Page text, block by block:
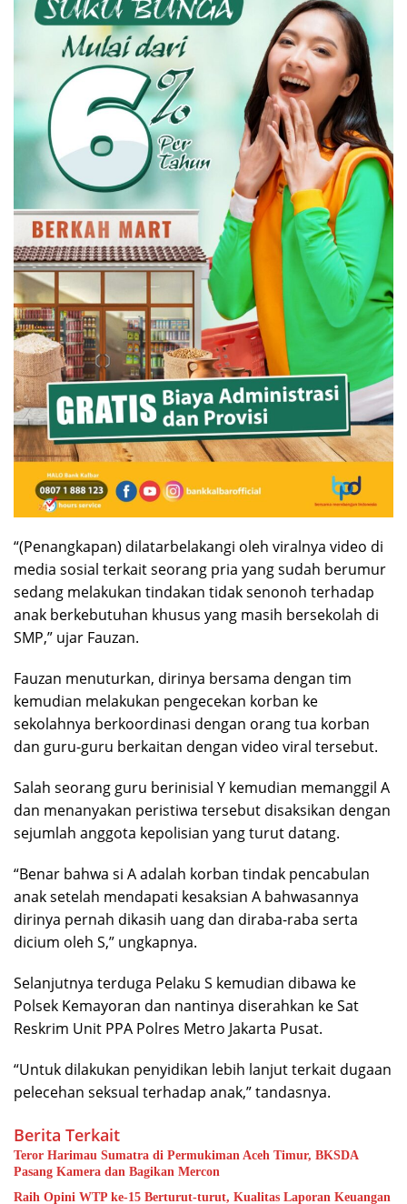
“(Penangkapan) dilatarbelakangi oleh viralnya video di
media sosial terkait seorang pria yang sudah berumur
sedang melakukan tindakan tidak senonoh terhadap
anak berkebutuhan khusus yang masih bersekolah di
SMP,” ujar Fauzan.
Fauzan menuturkan, dirinya bersama dengan tim
kemudian melakukan pengecekan korban ke
sekolahnya berkoordinasi dengan orang tua korban
dan guru-guru berkaitan dengan video viral tersebut.
Salah seorang guru berinisial Y kemudian memanggil A
dan menanyakan peristiwa tersebut disaksikan dengan
sejumlah anggota kepolisian yang turut datang.
“Benar bahwa si A adalah korban tindak pencabulan
anak setelah mendapati kesaksian A bahwasannya
dirinya pernah dikasih uang dan diraba-raba serta
dicium oleh S,” ungkapnya.
Selanjutnya terduga Pelaku S kemudian dibawa ke
Polsek Kemayoran dan nantinya diserahkan ke Sat
Reskrim Unit PPA Polres Metro Jakarta Pusat.
“Untuk dilakukan penyidikan lebih lanjut terkait dugaan
pelecehan seksual terhadap anak,” tandasnya.
Berita Terkait
Teror Harimau Sumatra di Permukiman Aceh Timur, BKSDA
Pasang Kamera dan Bagikan Mercon
Raih Opini WTP ke-15 Berturut-turut, Kualitas Laporan Keuangan